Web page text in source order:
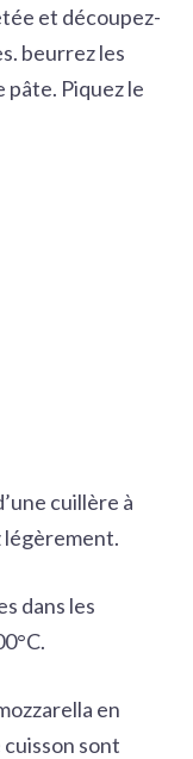
et découpez-
beurrez les
pâte. Piquez le
cuillère à
légèrement.
dans les
en
sont